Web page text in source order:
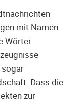
mit Namen
Wörter
sogar
Dass die
zur